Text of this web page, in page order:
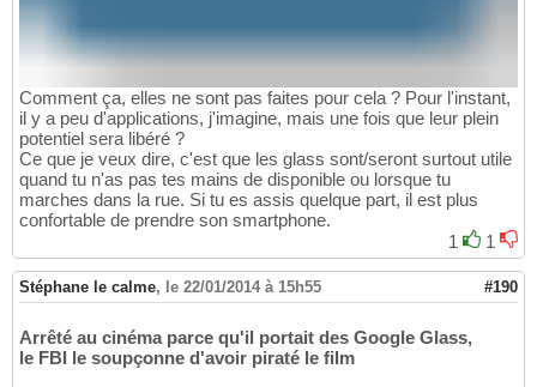
Comment ça, elles ne sont pas faites pour cela ? Pour l'instant,
il y a peu d'applications, j'imagine, mais une fois que leur plein
potentiel sera libéré ?
Ce que je veux dire, c'est que les glass sont/seront surtout utile
quand tu n'as pas tes mains de disponible ou lorsque tu
marches dans la rue. Si tu es assis quelque part, il est plus
confortable de prendre son smartphone.
1
1
Stéphane le calme, le 22/01/2014 à 15h55 #190
Arrêté au cinéma parce qu'il portait des Google Glass,
le FBI le soupçonne d'avoir piraté le film